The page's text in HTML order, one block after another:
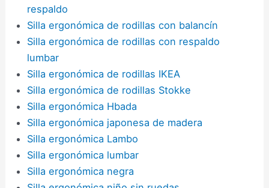
respaldo
Silla ergonómica de rodillas con balancín
Silla ergonómica de rodillas con respaldo
lumbar
Silla ergonómica de rodillas IKEA
Silla ergonómica de rodillas Stokke
Silla ergonómica Hbada
Silla ergonómica japonesa de madera
Silla ergonómica Lambo
Silla ergonómica lumbar
Silla ergonómica negra